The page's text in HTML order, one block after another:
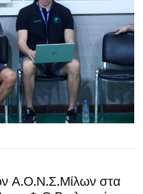
Α.Ο.Ν.Σ.Μίλων στα